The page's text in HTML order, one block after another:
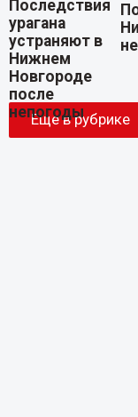
Еще в рубрике